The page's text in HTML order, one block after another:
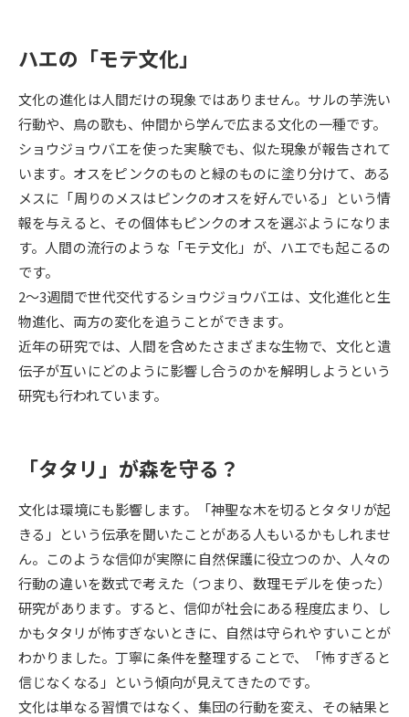
新学年スタート号特集ページ
（高3生用）
新学年スタート号特集ページ
（高2生用）
SELFBRAND特集ページ
オープンキャンパスなどを調べる
オープンキャンパス検索
志望校・出願校を調べる
併願校選び 受験スケジュールを立てよう
先輩が入学を決めた理由 テレメール全国一斉進学調査
新生活お役立ちガイド
学問発見 学問検索
ハエの「モテ文化」
文化の進化は人間だけの現象ではありません。サルの芋洗い
行動や、鳥の歌も、仲間から学んで広まる文化の一種です。
ショウジョウバエを使った実験でも、似た現象が報告されて
います。オスをピンクのものと緑のものに塗り分けて、ある
メスに「周りのメスはピンクのオスを好んでいる」という情
報を与えると、その個体もピンクのオスを選ぶようになりま
す。人間の流行のような「モテ文化」が、ハエでも起こるの
です。
2～3週間で世代交代するショウジョウバエは、文化進化と生
物進化、両方の変化を追うことができます。
近年の研究では、人間を含めたさまざまな生物で、文化と遺
伝子が互いにどのように影響し合うのかを解明しようという
研究も行われています。
「タタリ」が森を守る？
文化は環境にも影響します。「神聖な木を切るとタタリが起
きる」という伝承を聞いたことがある人もいるかもしれませ
ん。このような信仰が実際に自然保護に役立つのか、人々の
行動の違いを数式で考えた（つまり、数理モデルを使った）
研究があります。すると、信仰が社会にある程度広まり、し
かもタタリが怖すぎないときに、自然は守られやすいことが
わかりました。丁寧に条件を整理することで、「怖すぎると
信じなくなる」という傾向が見えてきたのです。
文化は単なる習慣ではなく、集団の行動を変え、その結果と